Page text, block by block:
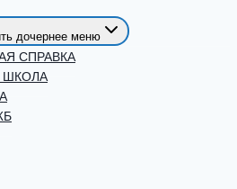
дочернее меню
СПРАВКА
ШКОЛА